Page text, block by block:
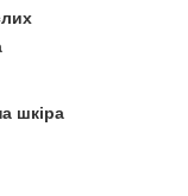
шкіра